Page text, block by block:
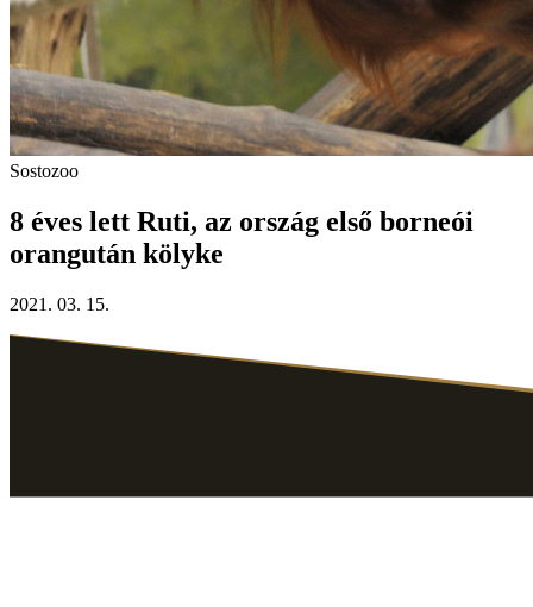
Sostozoo
8 éves lett Ruti, az ország első borneói
orangután kölyke
2021. 03. 15.